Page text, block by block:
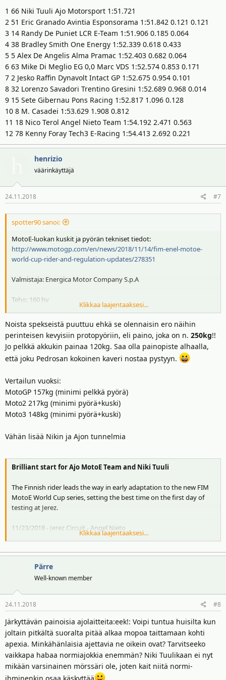
1 66 Niki Tuuli Ajo Motorsport 1:51.721
2 51 Eric Granado Avintia Esponsorama 1:51.842 0.121 0.121
3 14 Randy De Puniet LCR E-Team 1:51.906 0.185 0.064
4 38 Bradley Smith One Energy 1:52.339 0.618 0.433
5 5 Alex De Angelis Alma Pramac 1:52.403 0.682 0.064
6 63 Mike Di Meglio EG 0,0 Marc VDS 1:52.574 0.853 0.171
7 2 Jesko Raffin Dynavolt Intact GP 1:52.675 0.954 0.101
8 32 Lorenzo Savadori Trentino Gresini 1:52.689 0.968 0.014
9 15 Sete Gibernau Pons Racing 1:52.817 1.096 0.128
10 8 M. Casadei 1:53.629 1.908 0.812
11 18 Nico Terol Angel Nieto Team 1:54.192 2.471 0.563
12 78 Kenny Foray Tech3 E-Racing 1:54.413 2.692 0.221
henrizio
väärinkäyttäjä
24.11.2018 #7
spotter90 sanoi:
MotoE-luokan kuskit ja pyörän tekniset tiedot:
http://www.motogp.com/en/news/2018/11/14/fim-enel-motoe-
world-cup-rider-and-regulation-updates/278351
Valmistaja: Energica Motor Company S.p.A
Teho: 160 hv
Akun kapasiteetti noin 20 Kwh
Huippunopeus: 270 km/h
Jarrut: Brembo
Jousitus: Öhlins
Vanteet: Marchesini
Klikkaa laajentaaksesi...
Noista spekseistä puuttuu ehkä se olennaisin ero näihin
perinteisen kevyisiin protopyöriin, eli paino, joka on n. 250kg!!
Jo pelkkä akkukin painaa 120kg. Saa olla painopiste alhaalla,
että joku Pedrosan kokoinen kaveri nostaa pystyyn.
Vertailun vuoksi:
MotoGP 157kg (minimi pelkkä pyörä)
Moto2 217kg (minimi pyörä+kuski)
Moto3 148kg (minimi pyörä+kuski)
Vähän lisää Nikin ja Ajon tunnelmia
Brilliant start for Ajo MotoE Team and Niki Tuuli
The Finnish rider leads the way in early adaptation to the new FIM
MotoE World Cup series, setting the best time on the first day of
testing at Jerez.
11/23/2018 - Jerez Circuit - Angel Nieto
World Cup with the first of three days of official testing at the Jerez
Circuit - Angel Nieto. On his debut outing with an electric
motorcycle, Niki Tuuli set the best time of the day on the combined
timesheet. The Finnish rider was also able to assert his good pace
The track started out wet after overnight rain, forcing the first
representative of the Ajo Motorsport MotoE structure to go out on
track with wet tyres. Despite the condition of the track, Tuuli
adapted easily and, lap after lap, lowered his times. It was not until
midway through the morning that, once the asphalt had dried out,
he was able to put on slicks, improve his times further, and keep in
Klikkaa laajentaaksesi...
Pärre
Well-known member
24.11.2018 #8
Järkyttävän painoisia ajolaitteita:eek!: Voipi tuntua huisilta kun
joltain pitkältä suoralta pitää alkaa mopoa taittamaan kohti
apexia. Minkähänlaisia ajettavia ne oikein ovat? Tarvitseeko
vaikkapa habaa normiajokkia enemmän? Niki Tuulikaan ei nyt
mikään varsinainen mörssäri ole, joten kait niitä normi-
ihminenkin osaa käskyttää